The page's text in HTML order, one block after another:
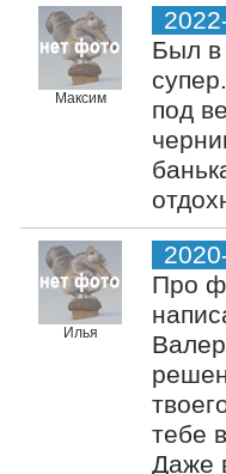
Максим
Был в
под
Илья
Про
тебе
Даже